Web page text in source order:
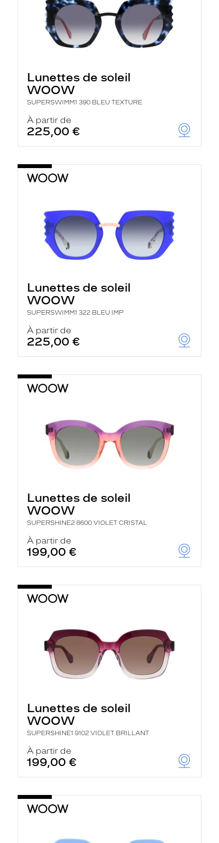
Lunettes de soleil
WOOW
SUPERSWIMM1 390 BLEU TEXTURE
À partir de
225,00 €
Lunettes de soleil
WOOW
SUPERSWIMM1 322 BLEU IMP
À partir de
225,00 €
Lunettes de soleil
WOOW
SUPERSHINE2 8600 VIOLET CRISTAL
À partir de
199,00 €
Lunettes de soleil
WOOW
SUPERSHINE1 9102 VIOLET BRILLANT
À partir de
199,00 €